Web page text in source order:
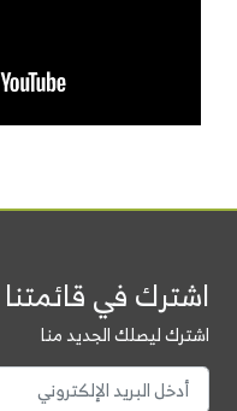
اشترك في قائمتنا
اشترك ليصلك الجديد منا